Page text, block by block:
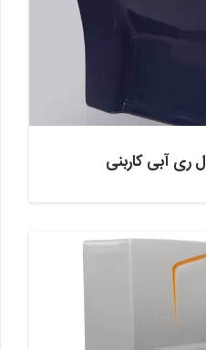
ری آبی کاربنی